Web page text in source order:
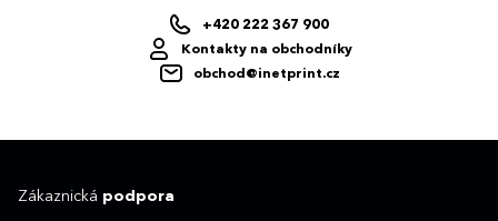
+420 222 367 900
Kontakty na obchodníky
obchod@inetprint.cz
Zákaznická podpora